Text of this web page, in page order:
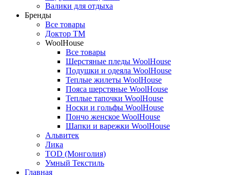
Валики для отдыха
Бренды
Все товары
Доктор ТМ
WoolHouse
Все товары
Шерстяные пледы WoolHouse
Подушки и одеяла WoolHouse
Теплые жилеты WoolHouse
Пояса шерстяные WoolHouse
Теплые тапочки WoolHouse
Носки и гольфы WoolHouse
Пончо женское WoolHouse
Шапки и варежки WoolHouse
Альвитек
Лика
TOD (Монголия)
Умный Текстиль
Главная